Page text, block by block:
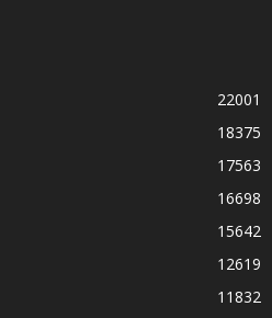
22001
18375
17563
16698
15642
12619
11832